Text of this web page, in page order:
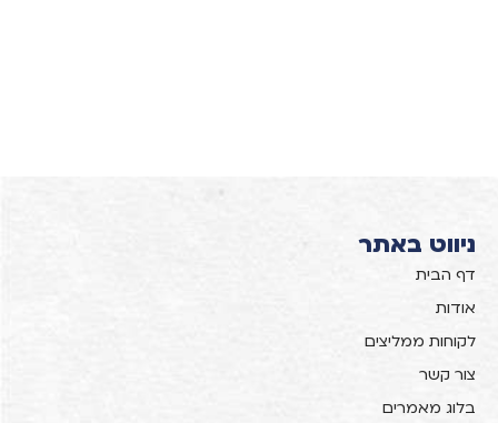
ניווט באתר
דף הבית
אודות
לקוחות ממליצים
צור קשר
בלוג מאמרים